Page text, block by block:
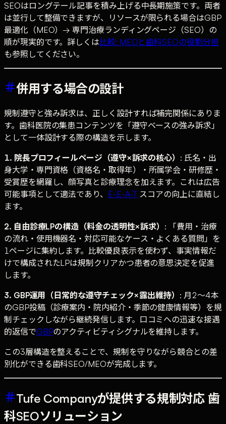
SEOはロングテール記事を積み上げる中長期施策です。両者
は並行して整備できますが、リソースが限られる場合はGBP
最適化（MEO）→ 専門治療ランディングページ（SEO）の
順が現実的です。詳しくは比較: MEOと歯科SEOの役割分担
も参照してください。
併用する場合の設計
規制遵守と強み訴求は、正しく設計すれば補完関係にありま
す。歯科医院の集患コンテンツを「遵守ベースの強み訴求」
として一体設計する際の構造を示します。
1. 院長プロフィールページ（遵守×訴求の核心） : 氏名・出
身大学・専門資格（資格名・取得年）・所属学会・研修歴・
受賞歴を網羅し、顔写真と診療理念を加えます。これは広告
可能事項として適法であり、 E-E-A-T スコアの向上に直結し
ます。
2. 自由診療LPの構造（料金の透明性×訴求） : 「費用・治療
の流れ・使用機器名・対応可能なケース・よくある質問」を
1ページに集約します。比較優良表示を使わず、事実情報だ
けで構成されたLPは規制クリアかつ患者の意思決定を促進
します。
3. GBP運用（日常的な遵守チェック×露出維持） : 月2〜4本
のGBP投稿（診療案内・院内紹介・季節の健康情報等）を規
制チェックしながら継続発信します。口コミへの迅速な接遇
的返信でGBPのアクティビティシグナルを維持します。
この3層構造を整えることで、規制を守りながら競合との差
別化ができる歯科SEO/MEOが完成します。
Tufe Companyが提供する規制対応 歯
科SEOソリューション